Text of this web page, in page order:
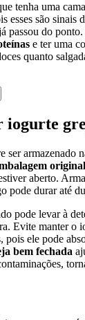
tenha uma
esses são sinais
passou do ponto.
e ter uma
quanto
iogurte
ser armazenado
original
aberto.
pode durar até
pode levar à
Evite manter o
ele pode
bem fechada